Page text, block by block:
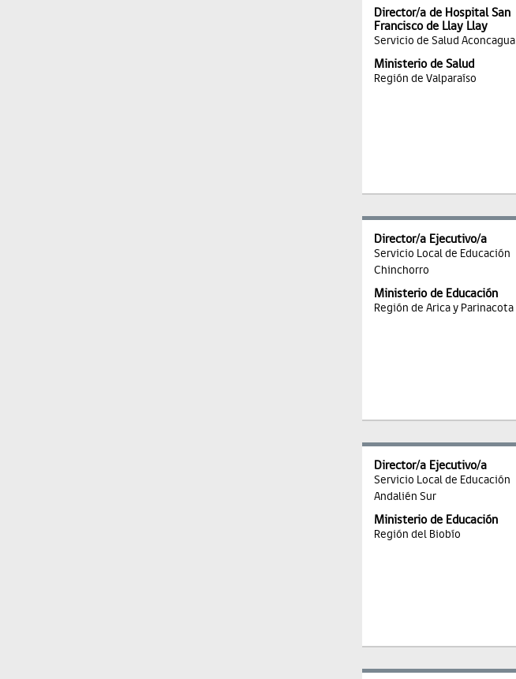
Director/a de Hospital San
Francisco de Llay Llay
Servicio de Salud Aconcagua
Ministerio de Salud
Región de Valparaíso
Director/a Ejecutivo/a
Servicio Local de Educación
Chinchorro
Ministerio de Educación
Región de Arica y Parinacota
Director/a Ejecutivo/a
Servicio Local de Educación
Andalién Sur
Ministerio de Educación
Región del Biobío